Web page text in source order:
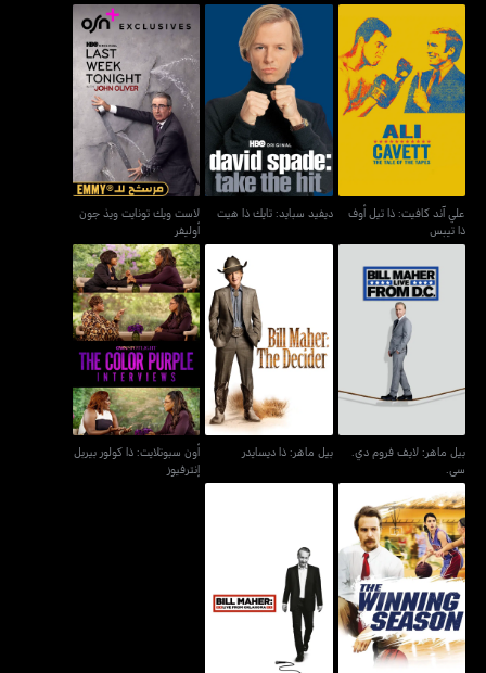
علي آند كافيت: ذا تيل أوف
ذا تيبس
علي آند كافيت: ذا تيل أوف
ذا تيبس
ديفيد سبايد: تايك ذا هيت
ديفيد سبايد: تايك ذا هيت
لاست ويك تونايت ويذ جون
أوليفر
لاست ويك تونايت ويذ جون
أوليفر
بيل ماهر: لايف فروم دي.
سي.
بيل ماهر: لايف فروم دي.
سي.
بيل ماهر: ذا ديسايدر
بيل ماهر: ذا ديسايدر
أون سبوتلايت: ذا كولور
بيربل إنترفيوز
أون سبوتلايت: ذا كولور بيربل
إنترفيوز
ذا وينينغ سيزن
بيل ماهر: لايف فرم
أوكلاهوما